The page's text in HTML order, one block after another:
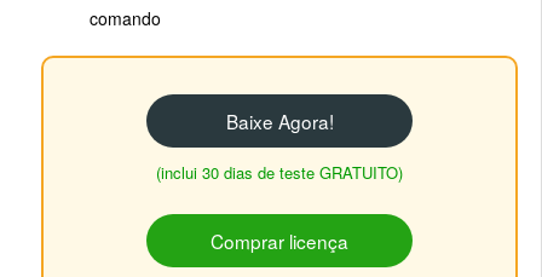
comando
Baixe Agora!
(inclui 30 dias de teste GRATUITO)
Comprar licença